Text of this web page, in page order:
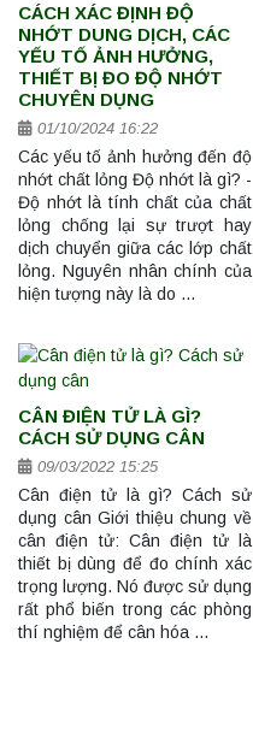
CÁCH XÁC ĐỊNH ĐỘ
NHỚT DUNG DỊCH, CÁC
YẾU TỐ ẢNH HƯỞNG,
THIẾT BỊ ĐO ĐỘ NHỚT
CHUYÊN DỤNG
01/10/2024 16:22
Các yếu tố ảnh hưởng đến độ
nhớt chất lỏng Độ nhớt là gì? -
Độ nhớt là tính chất của chất
lỏng chống lại sự trượt hay
dịch chuyển giữa các lớp chất
lỏng. Nguyên nhân chính của
hiện tượng này là do …
CÂN ĐIỆN TỬ LÀ GÌ?
CÁCH SỬ DỤNG CÂN
09/03/2022 15:25
Cân điện tử là gì? Cách sử
dụng cân Giới thiệu chung về
cân điện tử: Cân điện tử là
thiết bị dùng để đo chính xác
trọng lượng. Nó được sử dụng
rất phổ biến trong các phòng
thí nghiệm để cân hóa …